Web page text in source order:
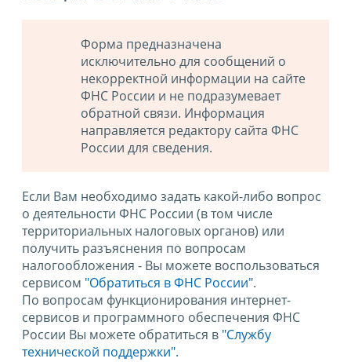
Форма предназначена
исключительно для сообщений о
некорректной информации на сайте
ФНС России и не подразумевает
обратной связи. Информация
направляется редактору сайта ФНС
России для сведения.
Если Вам необходимо задать какой-либо вопрос
о деятельности ФНС России (в том числе
территориальных налоговых органов) или
получить разъяснения по вопросам
налогообложения - Вы можете воспользоваться
сервисом "Обратиться в ФНС России".
По вопросам функционирования интернет-
сервисов и программного обеспечения ФНС
России Вы можете обратиться в "Службу
технической поддержки".